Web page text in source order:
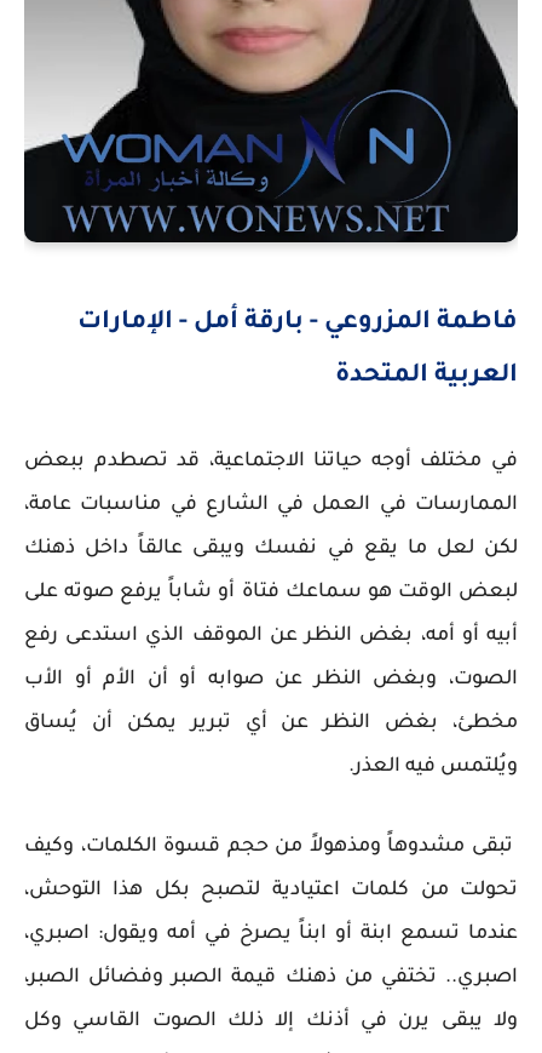
فاطمة المزروعي - بارقة أمل - الإمارات
العربية المتحدة
في مختلف أوجه حياتنا الاجتماعية، قد تصطدم ببعض
الممارسات في العمل في الشارع في مناسبات عامة،
لكن لعل ما يقع في نفسك ويبقى عالقاً داخل ذهنك
لبعض الوقت هو سماعك فتاة أو شاباً يرفع صوته على
أبيه أو أمه، بغض النظر عن الموقف الذي استدعى رفع
الصوت، وبغض النظر عن صوابه أو أن الأم أو الأب
مخطئ، بغض النظر عن أي تبرير يمكن أن يُساق
ويُلتمس فيه العذر.
تبقى مشدوهاً ومذهولاً من حجم قسوة الكلمات، وكيف
تحولت من كلمات اعتيادية لتصبح بكل هذا التوحش،
عندما تسمع ابنة أو ابناً يصرخ في أمه ويقول: اصبري،
اصبري.. تختفي من ذهنك قيمة الصبر وفضائل الصبر،
ولا يبقى يرن في أذنك إلا ذلك الصوت القاسي وكل